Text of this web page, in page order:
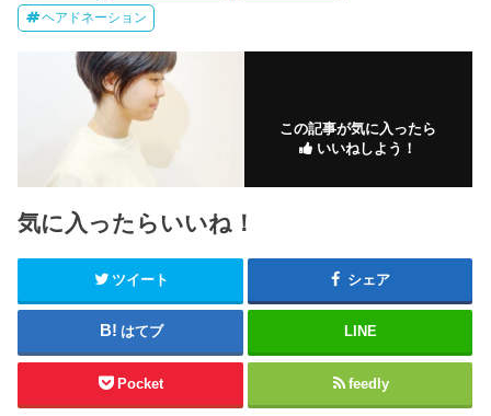
ヘアドネーション
この記事が気に入ったら
いいねしよう！
気に入ったらいいね！
ツイート シェア
はてブ LINE
Pocket feedly